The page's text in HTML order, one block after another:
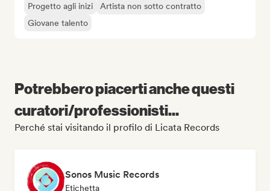
Progetto agli inizi
Artista non sotto contratto
Giovane talento
Potrebbero piacerti anche questi
curatori/professionisti...
Perché stai visitando il profilo di Licata Records
Sonos Music Records
Etichetta